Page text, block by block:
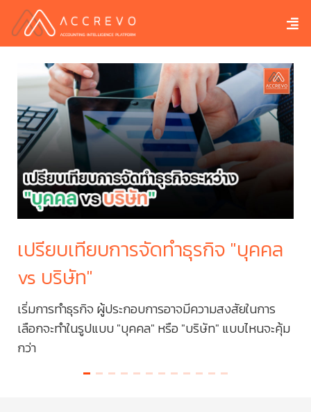
เปรียบเทียบการจัดทำธุรกิจ "บุคคล
vs บริษัท"
เริ่มการทำธุรกิจ ผู้ประกอบการอาจมีความสงสัยในการ
เลือกจะทำในรูปแบบ "บุคคล" หรือ "บริษัท" แบบไหนจะคุ้ม
กว่า